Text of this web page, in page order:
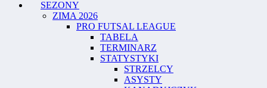
SEZONY
ZIMA 2026
PRO FUTSAL LEAGUE
TABELA
TERMINARZ
STATYSTYKI
STRZELCY
ASYSTY